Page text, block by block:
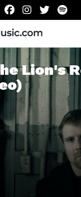
Lion's